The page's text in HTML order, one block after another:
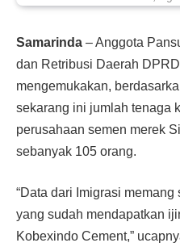
Samarinda – Anggota
dan Retribusi Daerah
mengemukakan,
sekarang ini jumlah tenaga
perusahaan se­men merek
sebanyak 105 orang.
“Data dari Imigrasi
yang sudah mendapatkan
Kobexindo Cement,”